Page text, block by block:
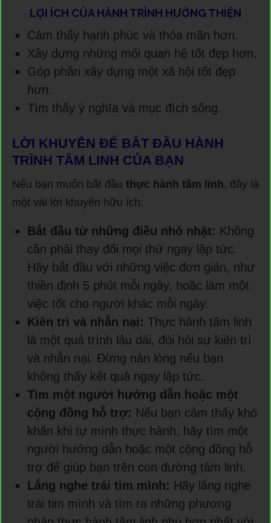
LỢI ÍCH CỦA HÀNH TRÌNH HƯỚNG THIỆN
Cảm thấy hạnh phúc và thỏa mãn hơn.
Xây dựng những mối quan hệ tốt đẹp hơn.
Góp phần xây dựng một xã hội tốt đẹp
hơn.
Tìm thấy ý nghĩa và mục đích sống.
LỜI KHUYÊN ĐỂ BẮT ĐẦU HÀNH
TRÌNH TÂM LINH CỦA BẠN
Nếu bạn muốn bắt đầu thực hành tâm linh, đây là
một vài lời khuyên hữu ích:
Bắt đầu từ những điều nhỏ nhặt: Không
cần phải thay đổi mọi thứ ngay lập tức.
Hãy bắt đầu với những việc đơn giản, như
thiền định 5 phút mỗi ngày, hoặc làm một
việc tốt cho người khác mỗi ngày.
Kiên trì và nhẫn nại: Thực hành tâm linh
là một quá trình lâu dài, đòi hỏi sự kiên trì
và nhẫn nại. Đừng nản lòng nếu bạn
không thấy kết quả ngay lập tức.
Tìm một người hướng dẫn hoặc một
cộng đồng hỗ trợ: Nếu bạn cảm thấy khó
khăn khi tự mình thực hành, hãy tìm một
người hướng dẫn hoặc một cộng đồng hỗ
trợ để giúp bạn trên con đường tâm linh.
Lắng nghe trái tim mình: Hãy lắng nghe
trái tim mình và tìm ra những phương